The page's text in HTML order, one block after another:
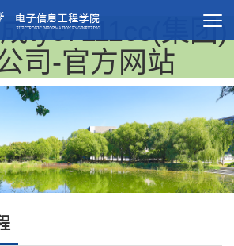
tyc7111cc(集团)
司-官方网站